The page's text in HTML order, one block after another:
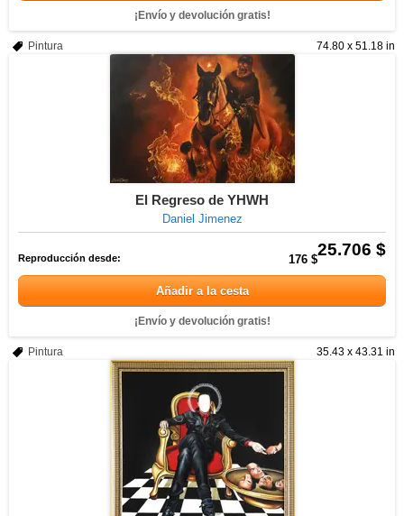
¡Envío y devolución gratis!
74.80 x 51.18 in
Pintura
El Regreso de YHWH
Daniel Jimenez
25.706 $
Reproducción desde: 176 $
Añadir a la cesta
¡Envío y devolución gratis!
35.43 x 43.31 in
Pintura